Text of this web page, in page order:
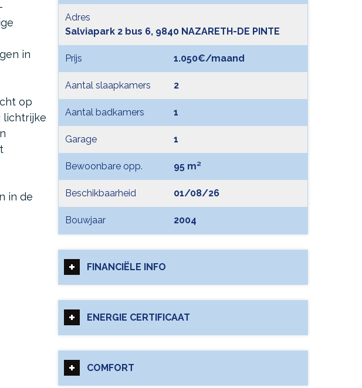
in
op
lichtrijke
in de
Adres
Salviapark 2 bus 6, 9840 NAZARETH-DE PINTE
Prijs 1.050€/maand
Aantal slaapkamers 2
Aantal badkamers 1
Garage 1
Bewoonbare opp. 95 m²
Beschikbaarheid 01/08/26
Bouwjaar 2004
FINANCIËLE INFO
ENERGIE CERTIFICAAT
COMFORT